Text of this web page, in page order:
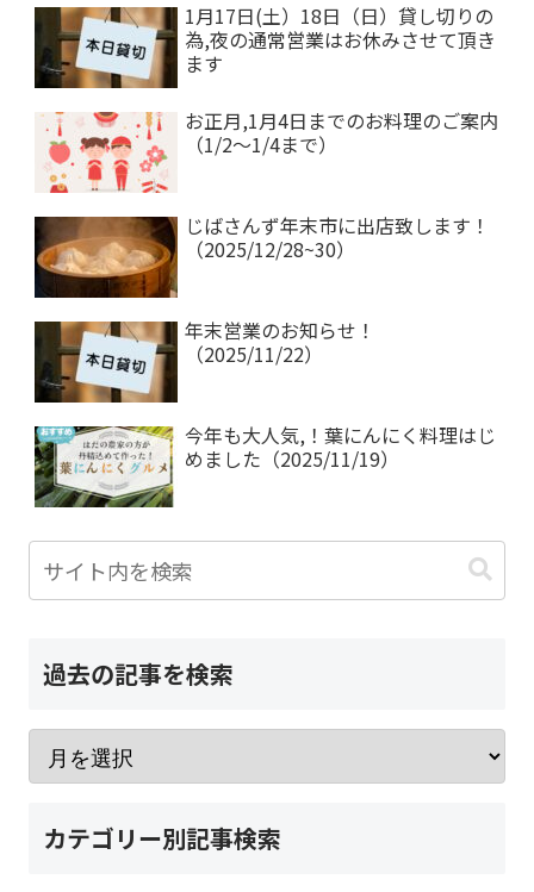
1月17日(土）18日（日）貸し切りの
為,夜の通常営業はお休みさせて頂き
ます
お正月,1月4日までのお料理のご案内
（1/2～1/4まで）
じばさんず年末市に出店致します！
（2025/12/28~30）
年末営業のお知らせ！
（2025/11/22）
今年も大人気,！葉にんにく料理はじ
めました（2025/11/19）
過去の記事を検索
カテゴリー別記事検索